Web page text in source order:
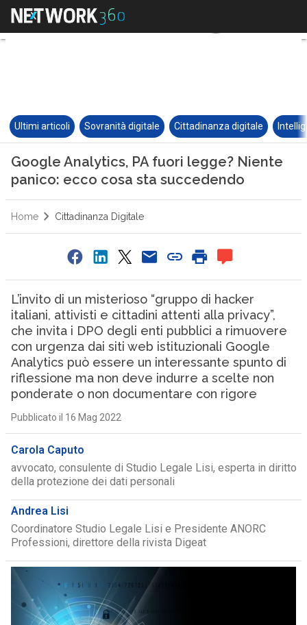
Ultimi articoli Sovranità digitale Cittadinanza digitale
Google Analytics, PA fuori legge? Niente
panico: ecco cosa sta succedendo
Home Cittadinanza Digitale
L’invito di un misterioso “gruppo di hacker
italiani, attivisti e cittadini attenti alla privacy”,
che invita i DPO degli enti pubblici a rimuovere
con urgenza dai siti web istituzionali Google
Analytics può essere un interessante spunto di
riflessione ma non deve indurre a scelte non
ponderate o non documentare con rigore
Pubblicato il 16 Mag 2022
Carola Caputo
avvocato, consulente di Studio Legale Lisi, esperta in diritto
della protezione dei dati personali
Andrea Lisi
Coordinatore Studio Legale Lisi e Presidente ANORC
Professioni, direttore della rivista Digeat